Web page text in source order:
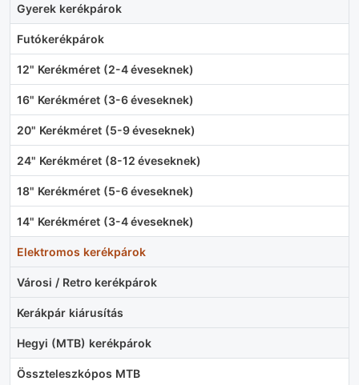
Gyerek kerékpárok
Futókerékpárok
12" Kerékméret (2-4 éveseknek)
16" Kerékméret (3-6 éveseknek)
20" Kerékméret (5-9 éveseknek)
24" Kerékméret (8-12 éveseknek)
18" Kerékméret (5-6 éveseknek)
14" Kerékméret (3-4 éveseknek)
Elektromos kerékpárok
Városi / Retro kerékpárok
Kerákpár kiárusítás
Hegyi (MTB) kerékpárok
Összteleszkópos MTB